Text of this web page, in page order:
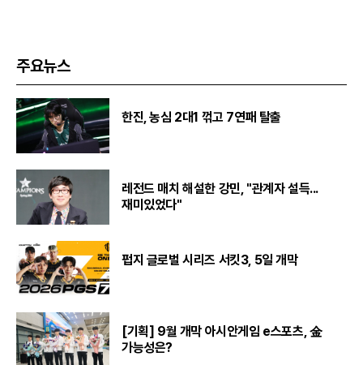
주요뉴스
한진, 농심 2대1 꺾고 7연패 탈출
레전드 매치 해설한 강민, "관계자 설득...
재미있었다"
펍지 글로벌 시리즈 서킷3, 5일 개막
[기획] 9월 개막 아시안게임 e스포츠, 金
가능성은?